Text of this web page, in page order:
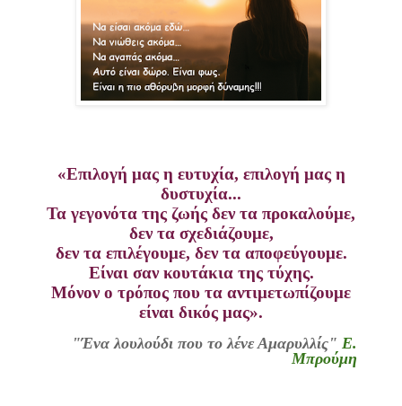
«Επιλογή μας η ευτυχία, επιλογή μας η
δυστυχία...
Τα γεγονότα της ζωής δεν τα προκαλούμε,
δεν τα σχεδιάζουμε,
δεν τα επιλέγουμε, δεν τα αποφεύγουμε.
Είναι σαν κουτάκια της τύχης.
Μόνον ο τρόπος που τα αντιμετωπίζουμε
είναι δικός μας».
"Ένα λουλούδι που το λένε Αμαρυλλίς" Ε.
Μπρούμη